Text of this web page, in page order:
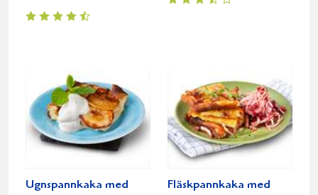
Ugnspannkaka med
Fläskpannkaka med